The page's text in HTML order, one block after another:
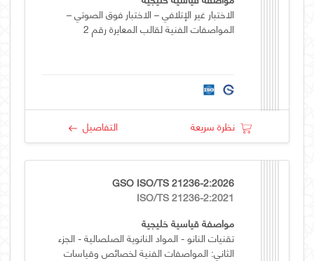
الاختبار غير الإتلافي – الاختبار فوق الصوتي –
المواصفات الفنية لقالب المعايرة رقم 2
نظرة سريعة التفاصيل
GSO ISO/TS 21236-2:2026
ISO/TS 21236-2:2021
مواصفة قياسية خليجية
تقنيات النانو - المواد النانوية الصلصالية - الجزء
الثاني: المواصفات الفنية لخصائص وقياسات